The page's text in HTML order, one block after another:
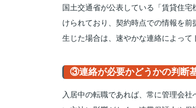
国土交通省が公表している「賃貸住
けられており、契約時点での情報を
生じた場合は、速やかな連絡によって
③連絡が必要かどうかの判断
入居中の転職であれば、常に管理会